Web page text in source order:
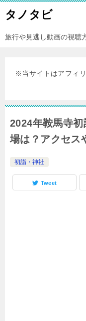
タノタビ
旅行や見逃し動画の視聴
※当サイトはアフィ
2024年鞍馬寺
場は？アクセス
初詣・神社
Tweet